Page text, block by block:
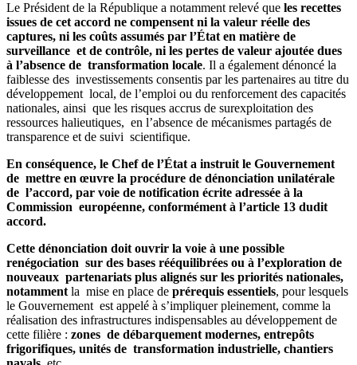
Le Président de la République a notamment relevé que les recettes
issues de cet accord ne compensent ni la valeur réelle des
captures, ni les coûts assumés par l’État en matière de
surveillance et de contrôle, ni les pertes de valeur ajoutée dues
à l’absence de transformation locale. Il a également dénoncé la
faiblesse des investissements consentis par les partenaires au titre du
développement local, de l’emploi ou du renforcement des capacités
nationales, ainsi que les risques accrus de surexploitation des
ressources halieutiques, en l’absence de mécanismes partagés de
transparence et de suivi scientifique.
En conséquence, le Chef de l’État a instruit le Gouvernement
de mettre en œuvre la procédure de dénonciation unilatérale
de l’accord, par voie de notification écrite adressée à la
Commission européenne, conformément à l’article 13 dudit
accord.
Cette dénonciation doit ouvrir la voie à une possible
renégociation sur des bases rééquilibrées ou à l’exploration de
nouveaux partenariats plus alignés sur les priorités nationales,
notamment la mise en place de prérequis essentiels, pour lesquels
le Gouvernement est appelé à s’impliquer pleinement, comme la
réalisation des infrastructures indispensables au développement de
cette filière : zones de débarquement modernes, entrepôts
frigorifiques, unités de transformation industrielle, chantiers